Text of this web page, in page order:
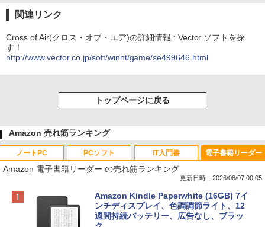
関連リンク
Cross of Air(クロス・オブ・エア)の詳細情報 : Vector ソフトを探
す！
http://www.vector.co.jp/soft/winnt/game/se499646.html
トップページに戻る
Amazon 売れ筋ランキング
ノートPC
Apple 2026 MacBook Neo A18 Proチッ
プ搭載13インチノートブック：AIとAppl
e Intelligence、Liquid Retinaディスプ
PCソフト
Robloxギフトカード - 800 Robux 【限
定バーチャルアイテムを含む】 【オンラ
インゲームコード】 ロブロックス | オン
IT入門書
生成AIパスポート公式テキスト 第４版
￥1,766
電子書籍リーダー
Amazon 電子書籍リーダー の売れ筋ランキング
更新日時：2026/08/07 00:05
Amazon Kindle Paperwhite (16GB) 7イ
ンチディスプレイ、色調調節ライト、12
週間持続バッテリー、広告なし、ブラッ